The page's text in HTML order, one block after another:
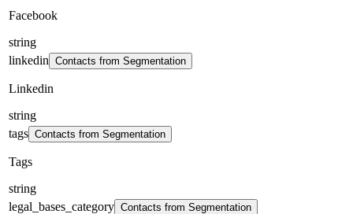
Facebook
string
linkedin Contacts from Segmentation
Linkedin
string
tags Contacts from Segmentation
Tags
string
legal_bases_category Contacts from Segmentation